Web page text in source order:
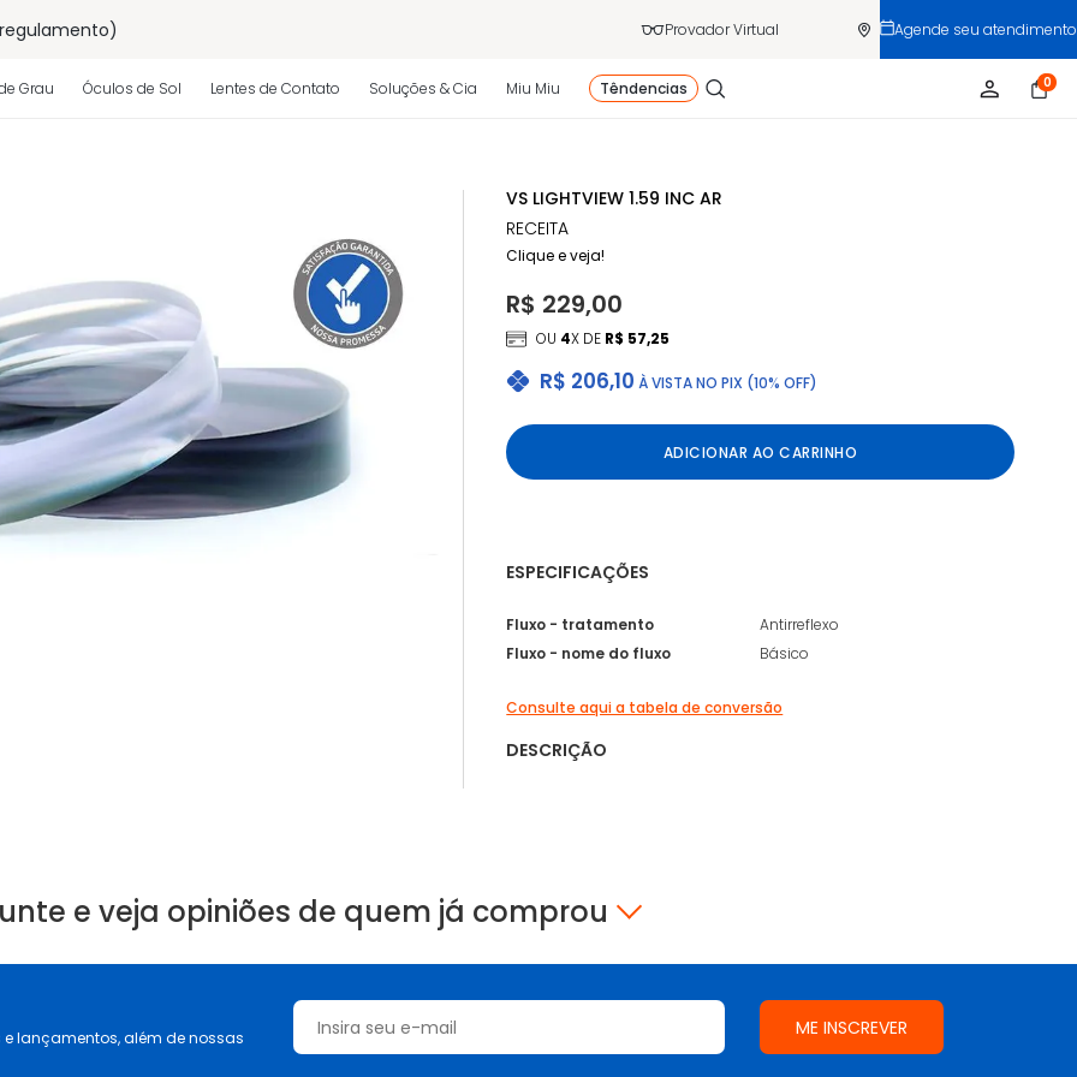
Provador Virtual Agende seu atendimento
Grau Óculos de Sol Lentes de Contato Soluções & Cia Miu Miu Têndencias 0
VS LIGHTVIEW 1.59 INC AR
RECEITA
Clique e veja!
R$ 206,10 À VISTA NO PIX (10% OFF)
R$ 229,00
OU 4X DE R$ 57,25
ADICIONAR AO CARRINHO
ESPECIFICAÇÕES
Fluxo - tratamento
Antirreflexo
Fluxo - nome do fluxo
Básico
Consulte aqui a tabela de conversão
DESCRIÇÃO
e veja opiniões de quem já comprou
lançamentos, além de nossas